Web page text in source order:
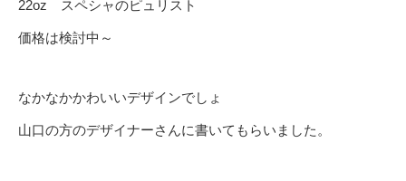
22oz スペシャのピュリスト
価格は検討中～
なかなかかわいいデザインでしょ
山口の方のデザイナーさんに書いてもらいました。